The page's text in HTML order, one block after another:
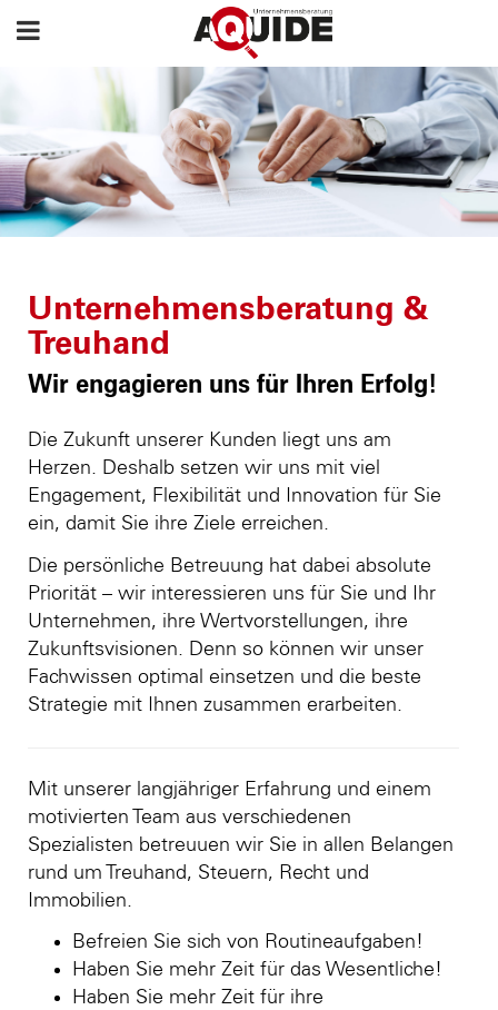
Unternehmensberatung &
Treuhand
Wir engagieren uns für Ihren Erfolg!
Die Zukunft unserer Kunden liegt uns am
Herzen. Deshalb setzen wir uns mit viel
Engagement, Flexibilität und Innovation für Sie
ein, damit Sie ihre Ziele erreichen.
Die persönliche Betreuung hat dabei absolute
Priorität – wir interessieren uns für Sie und Ihr
Unternehmen, ihre Wertvorstellungen, ihre
Zukunftsvisionen. Denn so können wir unser
Fachwissen optimal einsetzen und die beste
Strategie mit Ihnen zusammen erarbeiten.
Mit unserer langjähriger Erfahrung und einem
motivierten Team aus verschiedenen
Spezialisten betreuuen wir Sie in allen Belangen
rund um Treuhand, Steuern, Recht und
Immobilien.
Befreien Sie sich von Routineaufgaben!
Haben Sie mehr Zeit für das Wesentliche!
Haben Sie mehr Zeit für ihre